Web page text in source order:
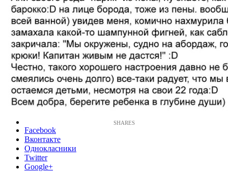
Facebook
Вконтакте
Однокласники
Twitter
Google+